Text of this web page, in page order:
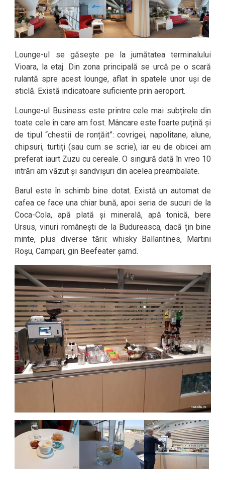
Lounge-ul se găsește pe la jumătatea terminalului
Vioara, la etaj. Din zona principală se urcă pe o scară
rulantă spre acest lounge, aflat în spatele unor uși de
sticlă. Există indicatoare suficiente prin aeroport.
Lounge-ul Business este printre cele mai subțirele din
toate cele în care am fost. Mâncare este foarte puțină și
de tipul “chestii de ronțăit”: covrigei, napolitane, alune,
chipsuri, turtiți (sau cum se scrie), iar eu de obicei am
preferat iaurt Zuzu cu cereale. O singură dată în vreo 10
intrări am văzut și sandvișuri din acelea preambalate.
Barul este în schimb bine dotat. Există un automat de
cafea ce face una chiar bună, apoi seria de sucuri de la
Coca-Cola, apă plată și minerală, apă tonică, bere
Ursus, vinuri românești de la Budureasca, dacă țin bine
minte, plus diverse tării: whisky Ballantines, Martini
Roșu, Campari, gin Beefeater șamd.